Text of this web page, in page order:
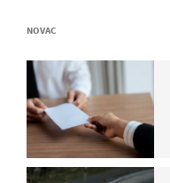
NOVAC